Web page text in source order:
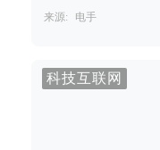
来源: 电手
科技互联网